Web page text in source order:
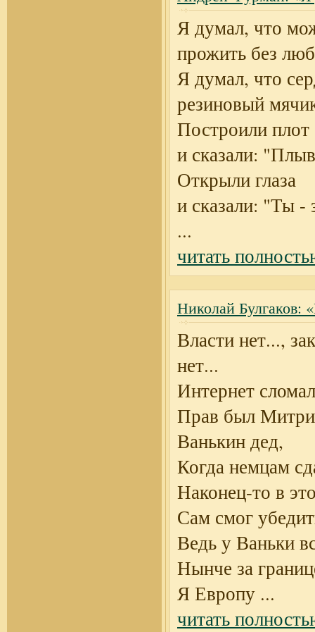
Я думал, что
прожить без
Я думал, что
резиновый
Построили плот
и сказали:
Открыли глаза
и сказали: "Ты -
...
читать
Николай Булгаков:
Власти нет...,
нет...
Интернет
Прав был
Ванькин дед,
Когда немцам
Наконец-то в
Сам смог
Ведь у Ваньки
Нынче за
Я Европу ...
читать